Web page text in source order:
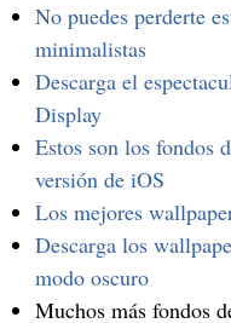
No puedes perderte
minimalistas
Descarga el
Display
Estos son los fondos
versión de iOS
Los mejores
Descarga los
modo oscuro
Muchos más fondos